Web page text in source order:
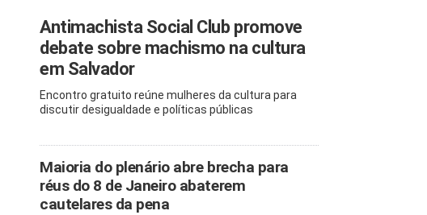
Antimachista Social Club promove
debate sobre machismo na cultura
em Salvador
Encontro gratuito reúne mulheres da cultura para
discutir desigualdade e políticas públicas
Maioria do plenário abre brecha para
réus do 8 de Janeiro abaterem
cautelares da pena